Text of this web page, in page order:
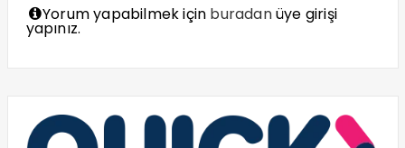
Yorum yapabilmek için buradanüye girişi
yapınız.